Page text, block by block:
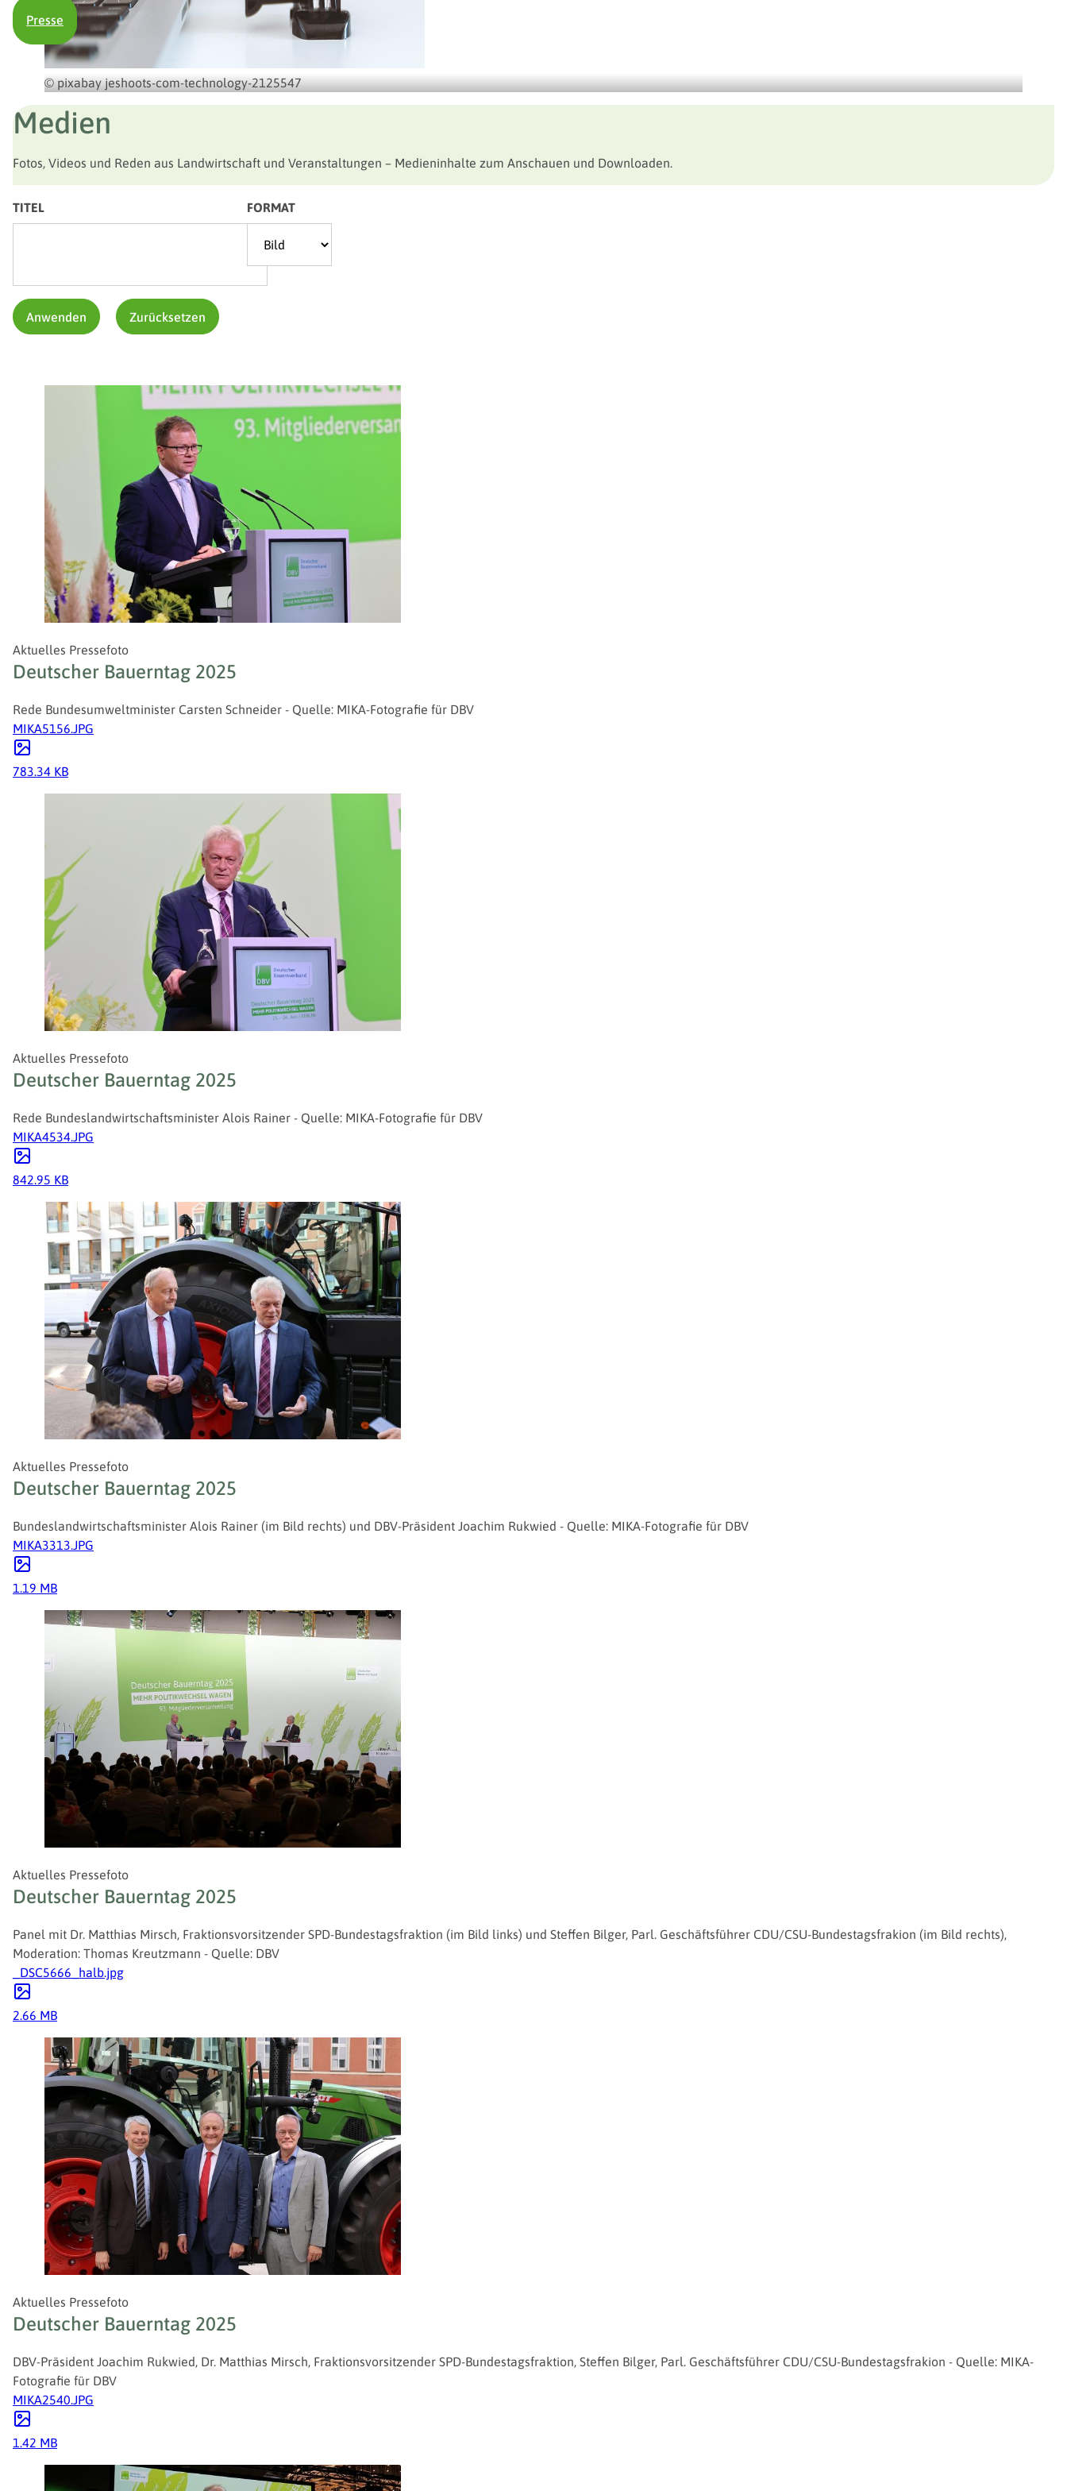
Presse
© pixabay jeshoots-com-technology-2125547
Medien
Fotos, Videos und Reden aus Landwirtschaft und Veranstaltungen – Medieninhalte zum Anschauen und Downloaden.
TITEL FORMAT
Aktuelles Pressefoto
Deutscher Bauerntag 2025
Rede Bundesumweltminister Carsten Schneider - Quelle: MIKA-Fotografie für DBV
MIKA5156.JPG
783.34 KB
Aktuelles Pressefoto
Deutscher Bauerntag 2025
Rede Bundeslandwirtschaftsminister Alois Rainer - Quelle: MIKA-Fotografie für DBV
MIKA4534.JPG
842.95 KB
Aktuelles Pressefoto
Deutscher Bauerntag 2025
Bundeslandwirtschaftsminister Alois Rainer (im Bild rechts) und DBV-Präsident Joachim Rukwied - Quelle: MIKA-Fotografie für DBV
MIKA3313.JPG
1.19 MB
Aktuelles Pressefoto
Deutscher Bauerntag 2025
Panel mit Dr. Matthias Mirsch, Fraktionsvorsitzender SPD-Bundestagsfraktion (im Bild links) und Steffen Bilger, Parl. Geschäftsführer CDU/CSU-Bundestagsfrakion (im Bild rechts),
Moderation: Thomas Kreutzmann - Quelle: DBV
_DSC5666_halb.jpg
2.66 MB
Aktuelles Pressefoto
Deutscher Bauerntag 2025
DBV-Präsident Joachim Rukwied, Dr. Matthias Mirsch, Fraktionsvorsitzender SPD-Bundestagsfraktion, Steffen Bilger, Parl. Geschäftsführer CDU/CSU-Bundestagsfrakion - Quelle: MIKA-
Fotografie für DBV
MIKA2540.JPG
1.42 MB